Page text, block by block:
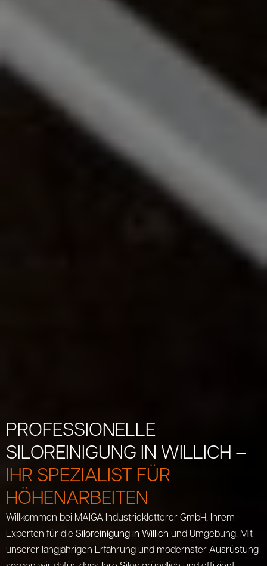
PROFESSIONELLE
SILOREINIGUNG IN WILLICH –
IHR SPEZIALIST FÜR
HÖHENARBEITEN
Willkommen bei MAIGA Industriekletterer GmbH, Ihrem
Experten für die Siloreinigung in Willich und Umgebung. Mit
unserer langjährigen Erfahrung und modernster Ausrüstung